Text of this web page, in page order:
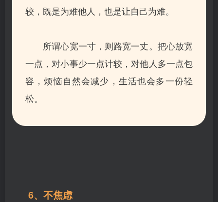
较，既是为难他人，也是让自己为难。
所谓心宽一寸，则路宽一丈。把心放宽
一点，对小事少一点计较，对他人多一点包
容，烦恼自然会减少，生活也会多一份轻
松。
6、不焦虑